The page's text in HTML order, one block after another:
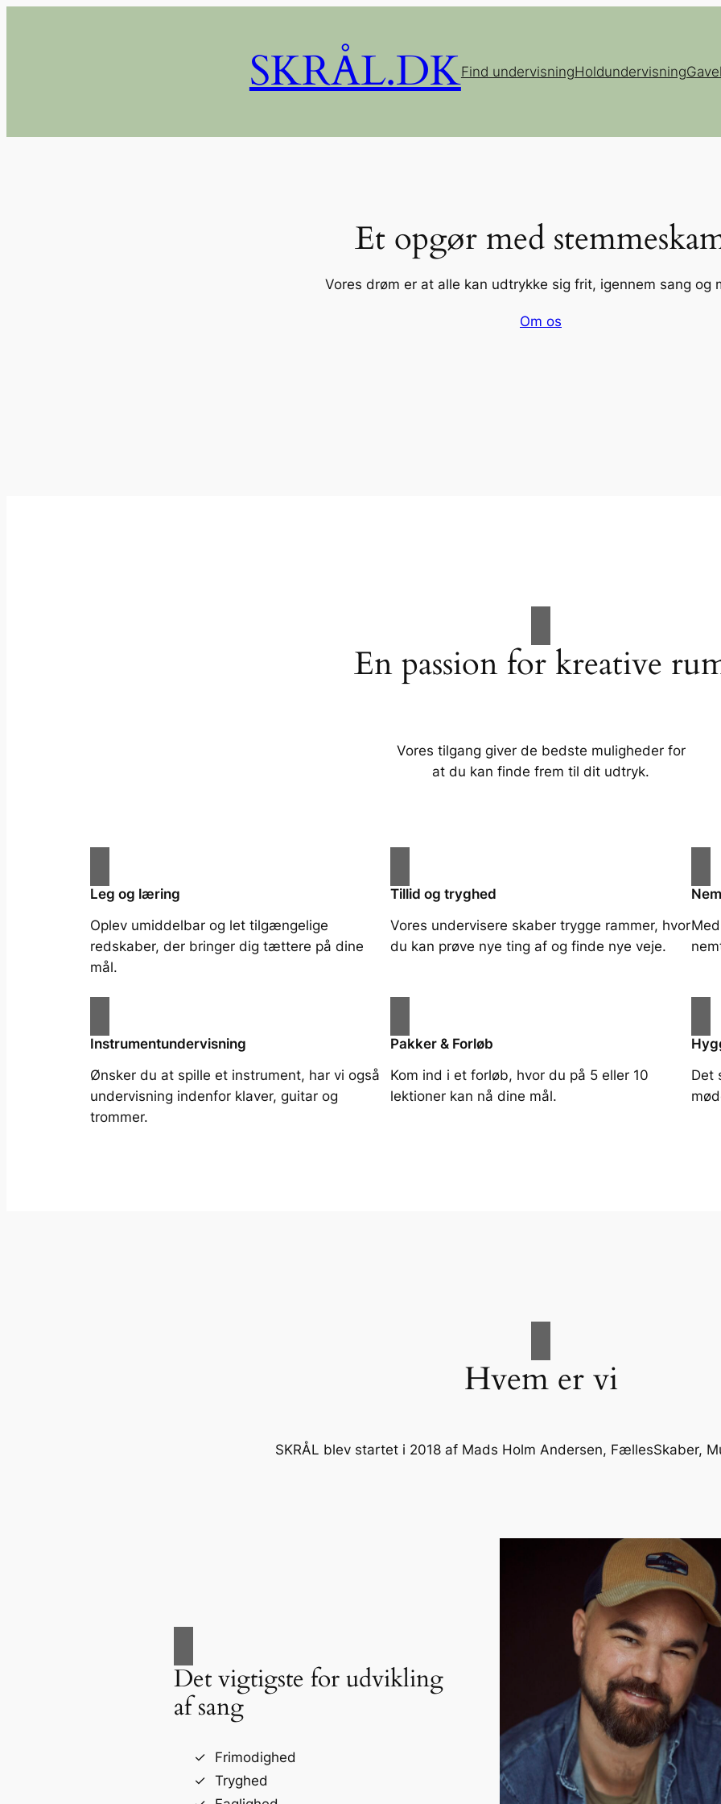
SKRÅL.DKFind undervisningHoldundervisning
Et opgør med
Vores drøm er at alle kan udtrykke sig frit, igennem sang og
Om os
En passion for kreative
Vores tilgang giver de bedste muligheder for
at du kan finde frem til dit udtryk.
Leg og læring
Oplev umiddelbar og let tilgængelige
redskaber, der bringer dig tættere på dine
mål.
Tillid og tryghed
Vores undervisere skaber trygge rammer, hvor
du kan prøve nye ting af og finde nye veje.
Instrumentundervisning
Ønsker du at spille et instrument, har vi også
undervisning indenfor klaver, guitar og
trommer.
Pakker & Forløb
Kom ind i et forløb, hvor du på 5 eller 10
lektioner kan nå dine mål.
Det
Hvem er vi
SKRÅL blev startet i 2018 af Mads Holm Andersen, FællesSkaber,
Det vigtigste for udvikling
af sang
Frimodighed
Tryghed